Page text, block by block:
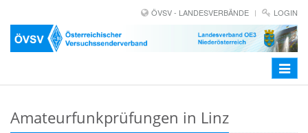
ÖVSV - LANDESVERBÄNDE LOGIN
Toggle
Amateurfunkprüfungen in Linz